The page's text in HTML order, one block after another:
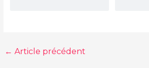
← Article précédent